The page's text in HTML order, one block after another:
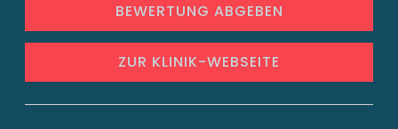
BEWERTUNG ABGEBEN
ZUR KLINIK-WEBSEITE